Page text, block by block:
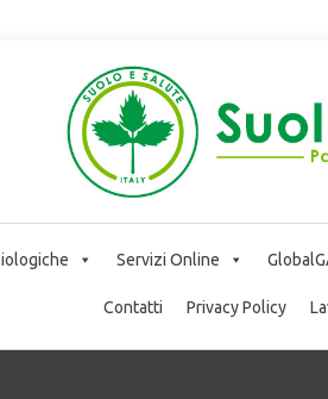
Servizi Online
Contatti Privacy Policy